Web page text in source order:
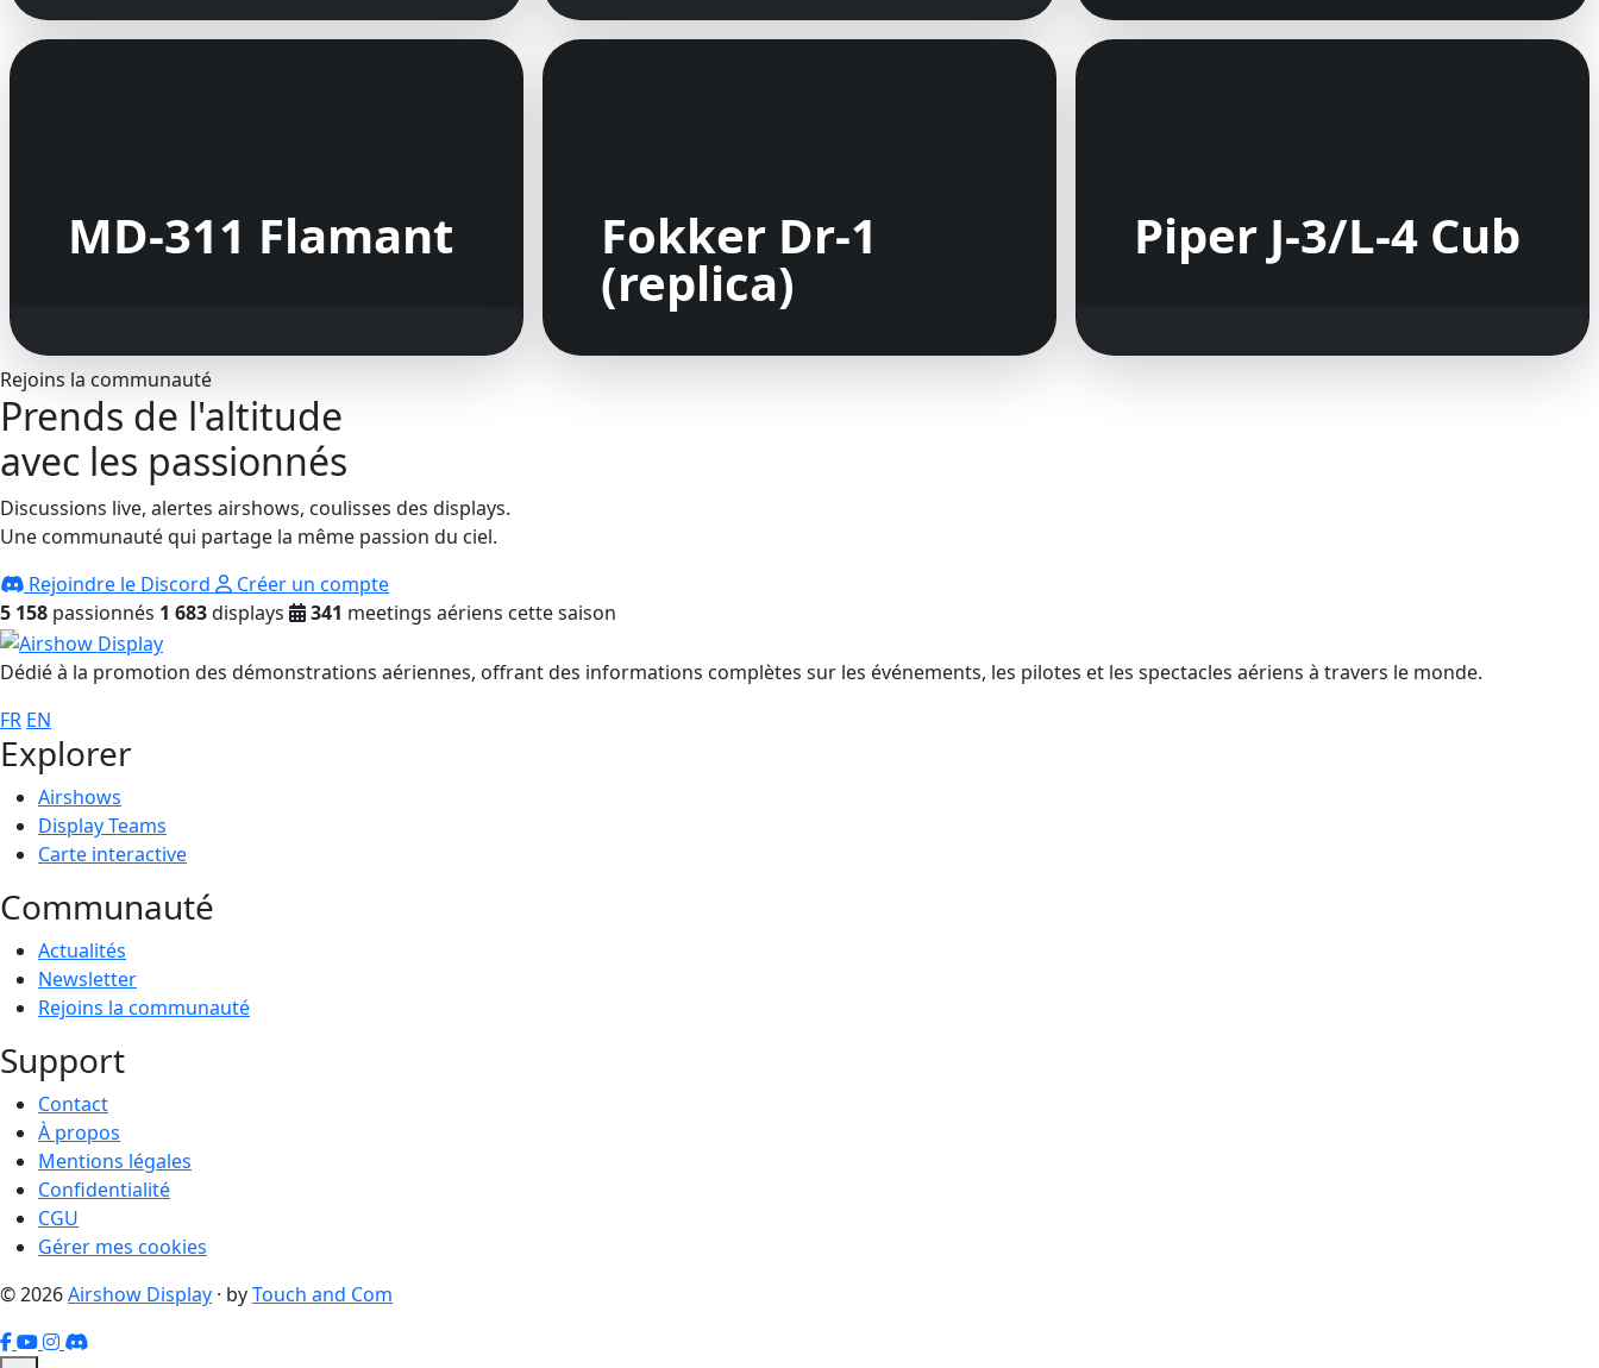
MD-311 Flamant Fokker Dr-1
(replica)
Piper J-3/L-4 Cub
Rejoins la communauté
Prends de l'altitude
avec les passionnés
Discussions live, alertes airshows, coulisses des displays.
Une communauté qui partage la même passion du ciel.
Rejoindre le Discord
Créer un compte
5 158 passionnés 1 683displays 341 meetings aériens cette saison
Dédié à la promotion des démonstrations aériennes, offrant des informations complètes sur les événements, les pilotes et les spectacles aériens à travers le monde.
FR EN
Explorer
Airshows
Display Teams
Carte interactive
Communauté
Actualités
Newsletter
Rejoins la communauté
Support
Contact
À propos
Mentions légales
Confidentialité
CGU
Gérer mes cookies
© 2026Airshow Display · byTouch and Com